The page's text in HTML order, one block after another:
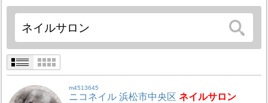
m4513645
ニコネイル 浜松市中央区ネイルサロン